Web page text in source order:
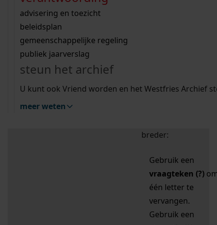
bouwvergunningen
omgevingsvergunningen
vergunningen
beeld en geluid
uitleg nodig?
Wij helpen u op weg met een aantal zoektips.
bekijk alle zoektips
Wij helpen u op weg met een aantal zoektips.
bekijk alle zoektips
bekijk ons geschiedenislokaal
advisering en toezicht
beleidsplan
gemeenschappelijke regeling
publiek jaarverslag
steun het archief
U kunt ook Vriend worden en het Westfries Archief
meer weten
zoektips
Mijn Studiezaal (inloggen)
uw zoekopdracht te
breder:
Gebruik een
vraagteken (?)
één letter te
vervangen.
Gebruik een